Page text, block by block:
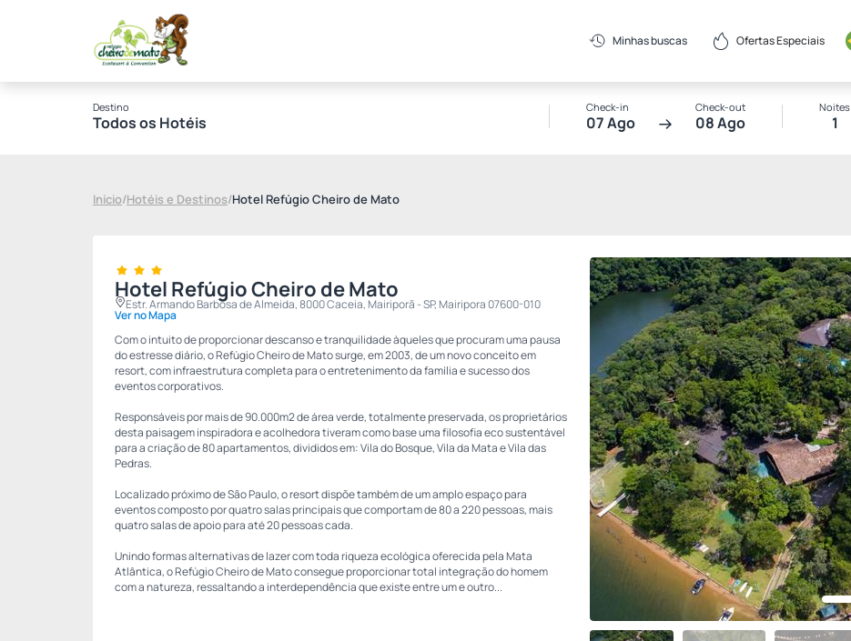
Minhas buscas Ofertas Especiais
Destino
Todos os Hotéis
Check-in
07 Ago
Check-out
08 Ago
Noites
1
Início/Hotéis e Destinos/Hotel Refúgio Cheiro de Mato
Hotel Refúgio Cheiro de Mato
Estr. Armando Barbosa de Almeida, 8000 Caceia, Mairiporã - SP, Mairipora 07600-010
Ver no Mapa
Com o intuito de proporcionar descanso e tranquilidade àqueles que procuram uma pausa
do estresse diário, o Refúgio Cheiro de Mato surge, em 2003, de um novo conceito em
resort, com infraestrutura completa para o entretenimento da família e sucesso dos
eventos corporativos.
Responsáveis por mais de 90.000m2 de área verde, totalmente preservada, os proprietários
desta paisagem inspiradora e acolhedora tiveram como base uma filosofia eco sustentável
para a criação de 80 apartamentos, divididos em: Vila do Bosque, Vila da Mata e Vila das
Pedras.
Localizado próximo de São Paulo, o resort dispõe também de um amplo espaço para
eventos composto por quatro salas principais que comportam de 80 a 220 pessoas, mais
quatro salas de apoio para até 20 pessoas cada.
Unindo formas alternativas de lazer com toda riqueza ecológica oferecida pela Mata
Atlântica, o Refúgio Cheiro de Mato consegue proporcionar total integração do homem
com a natureza, ressaltando a interdependência que existe entre um e outro...